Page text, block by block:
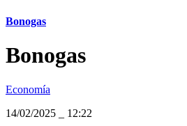
Bonogas
Bonogas
Economía
14/02/2025
12:22